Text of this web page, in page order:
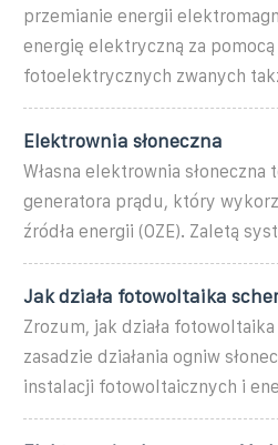
przemianie energii
energię elektryczną za
fotoelektrycznych zwanych
Elektrownia słoneczna
Własna elektrownia
generatora prądu, który
źródła energii (OZE). Zaletą
Jak działa fotowoltaika
Zrozum, jak działa
zasadzie działania ogniw
instalacji fotowoltaicznych i